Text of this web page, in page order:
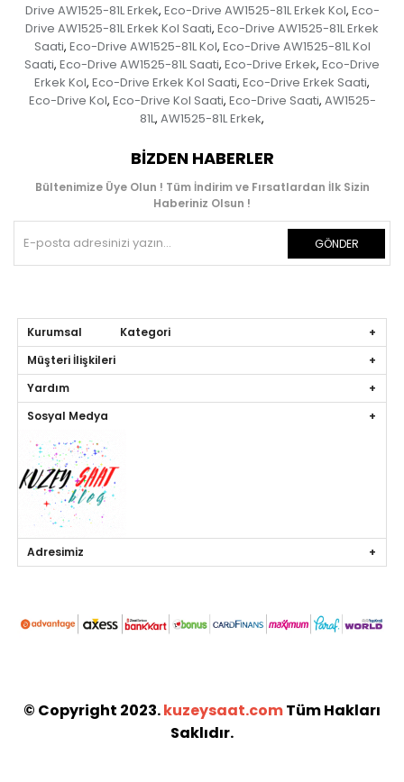
Drive AW1525-81L Erkek, Eco-Drive AW1525-81L Erkek Kol, Eco-
Drive AW1525-81L Erkek Kol Saati, Eco-Drive AW1525-81L Erkek
Saati, Eco-Drive AW1525-81L Kol, Eco-Drive AW1525-81L Kol
Saati, Eco-Drive AW1525-81L Saati, Eco-Drive Erkek, Eco-Drive
Erkek Kol, Eco-Drive Erkek Kol Saati, Eco-Drive Erkek Saati,
Eco-Drive Kol, Eco-Drive Kol Saati, Eco-Drive Saati, AW1525-
81L, AW1525-81L Erkek,
BIZDEN HABERLER
Bültenimize Üye Olun ! Tüm İndirim ve Fırsatlardan İlk Sizin
Haberiniz Olsun !
GÖNDER
Kurumsal Kategori
Müşteri İlişkileri
Yardım
Sosyal Medya
Adresimiz
© Copyright 2023.kuzeysaat.comTüm Hakları
Saklıdır.